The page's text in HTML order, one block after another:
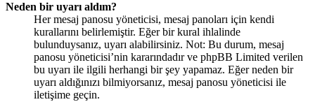
Neden bir uyarı aldım?
Her mesaj panosu yöneticisi, mesaj panoları için kendi
kurallarını belirlemiştir. Eğer bir kural ihlalinde
bulunduysanız, uyarı alabilirsiniz. Not: Bu durum, mesaj
panosu yöneticisi’nin kararındadır ve phpBB Limited verilen
bu uyarı ile ilgili herhangi bir şey yapamaz. Eğer neden bir
uyarı aldığınızı bilmiyorsanız, mesaj panosu yöneticisi ile
iletişime geçin.